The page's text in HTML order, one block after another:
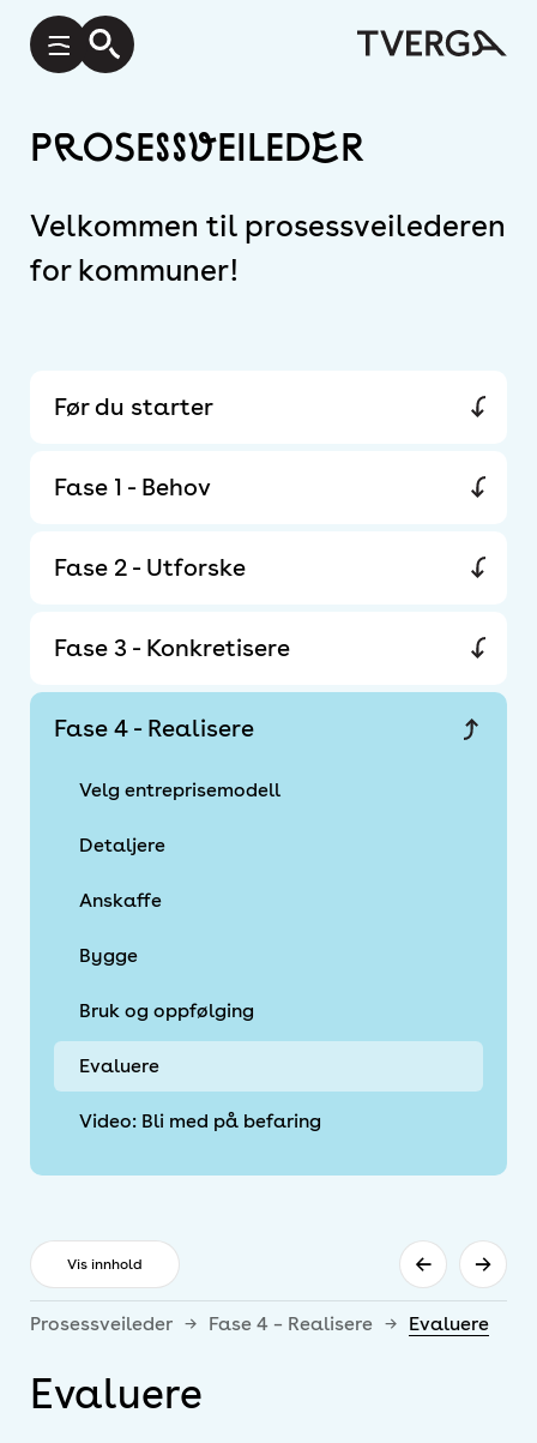
Prosessveileder
Velkommen til prosessveilederen
for kommuner!
Før du starter
Fase 1 - Behov
Fase 2 - Utforske
Fase 3 - Konkretisere
Fase 4 - Realisere
Velg entreprisemodell
Detaljere
Anskaffe
Bygge
Bruk og oppfølging
Evaluere
Video: Bli med på befaring
Prosessveileder → Fase 4 – Realisere → Evaluere
Vis innhold ← →
Evaluere